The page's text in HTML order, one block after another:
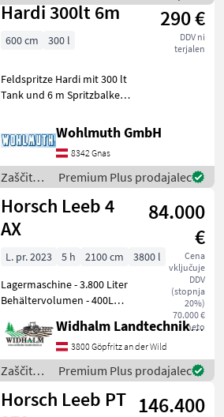
Hardi 300lt 6m 290 €
DDV ni
terjalen
600 cm 300 l
Feldspritze Hardi mit 300 lt
Tank und 6 m Spritzbalken;
rastlin Poljska škropilnica
Wohlmuth GmbH
8342 Gnas
Zaščita
rastlin /
Hardi
Premium Plus prodajalec
Horsch Leeb 4
AX
84.000
€
Cena
vključuje
DDV
(stopnja
20%)
70.000 €
neto
L. pr. 2023 5 h 2100 cm
3800 l
Lagermaschine - 3.800 Liter
Behältervolumen - 400L
Einspülschleuse - Touch
800Isobus Terminal inkl.
InCab Kabel - 11 Teilbreiten
pneumatisch ge
Widhalm Landtechnik GmbH
3800 Göpfritz an der Wild
Zaščita
rastlin /
Horsch
Premium Plus prodajalec
Horsch Leeb PT 146.400